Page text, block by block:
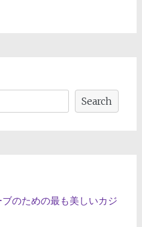
Search
のための最も美しいカジ